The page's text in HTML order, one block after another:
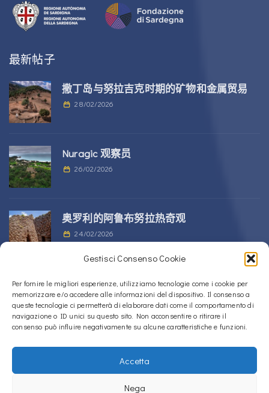
Gestisci Consenso Cookie
Per fornire le migliori esperienze, utilizziamo tecnologie come i cookie per
memorizzare e/o accedere alle informazioni del dispositivo. Il consenso a
queste tecnologie ci permetterà di elaborare dati come il comportamento di
navigazione o ID unici su questo sito. Non acconsentire o ritirare il
consenso può influire negativamente su alcune caratteristiche e funzioni.
Accetta
Nega
最新帖子
撒丁岛与努拉吉克时期的矿物和金属贸易
28/02/2026
Nuragic 观察员
26/02/2026
奥罗利的阿鲁布努拉热奇观
24/02/2026
位于 Alà dei Sardi 的 Sos Nurattolos
Nuragic 建筑群
23/02/2026
Copyright © 2020 – 2026La Sardegna verso l'Unesco